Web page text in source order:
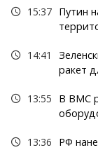
15:37 Путин
14:41
ракет
13:55
В ВМС
13:36 РФ